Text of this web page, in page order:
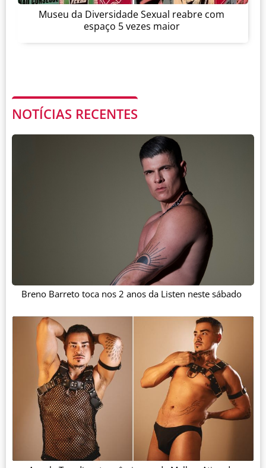
Museu da Diversidade Sexual reabre com
espaço 5 vezes maior
NOTÍCIAS RECENTES
Breno Barreto toca nos 2 anos da Listen neste sábado